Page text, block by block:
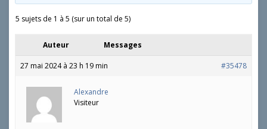
5 sujets de 1 à 5 (sur un total de 5)
Auteur Messages
27 mai 2024 à 23 h 19 min #35478
Alexandre
Visiteur